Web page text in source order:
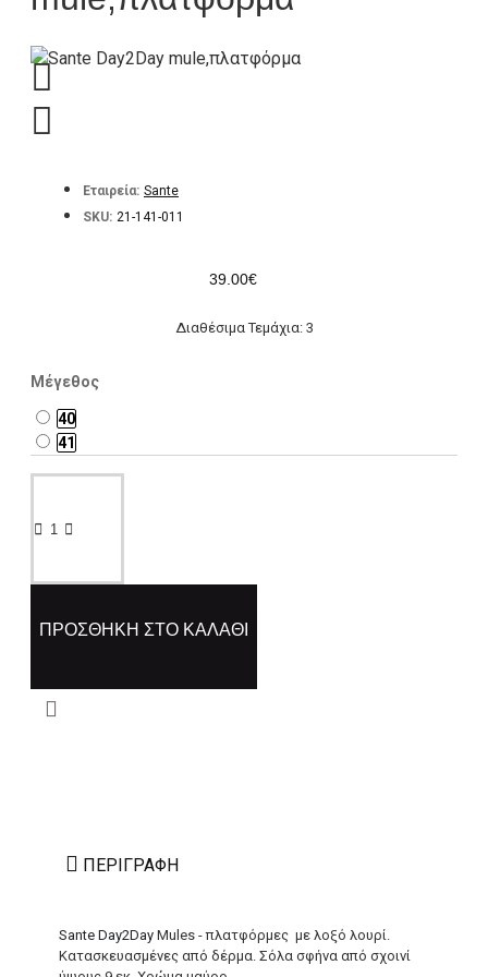
Εταιρεία: Sante
SKU: 21-141-011
39.00€
Διαθέσιμα Τεμάχια: 3
Μέγεθος
40
41
ΠΡΟΣΘΉΚΗ ΣΤΟ ΚΑΛΆΘΙ
ΠΕΡΙΓΡΑΦΉ
Sante Day2Day Mules - πλατφόρμες με λοξό λουρί.
Κατασκευασμένες από δέρμα. Σόλα σφήνα από σχοινί